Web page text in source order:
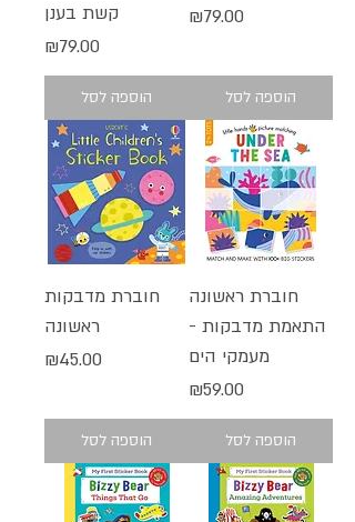
מחיר
₪79.00
הוספה לסל
קשת בענן
מחיר
₪79.00
הוספה לסל
חוברת ראשונה
התאמת מדבקות -
מעמקי הים
מחיר
₪59.00
הוספה לסל
חוברת מדבקות
ראשונה
מחיר
₪45.00
הוספה לסל